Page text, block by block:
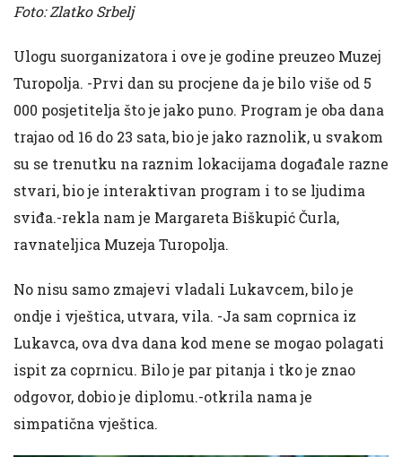
Foto: Zlatko Srbelj
Ulogu suorganizatora i ove je godine preuzeo Muzej
Turopolja. -Prvi dan su procjene da je bilo više od 5
000 posjetitelja što je jako puno. Program je oba dana
trajao od 16 do 23 sata, bio je jako raznolik, u svakom
su se trenutku na raznim lokacijama događale razne
stvari, bio je interaktivan program i to se ljudima
sviđa.-rekla nam je Margareta Biškupić Čurla,
ravnateljica Muzeja Turopolja.
No nisu samo zmajevi vladali Lukavcem, bilo je
ondje i vještica, utvara, vila. -Ja sam coprnica iz
Lukavca, ova dva dana kod mene se mogao polagati
ispit za coprnicu. Bilo je par pitanja i tko je znao
odgovor, dobio je diplomu.-otkrila nama je
simpatična vještica.